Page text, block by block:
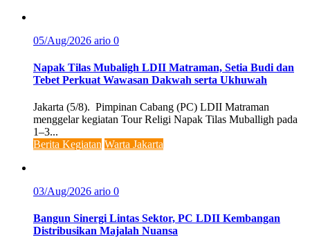
05/Aug/2026 ario 0
Napak Tilas Mubaligh LDII Matraman, Setia Budi dan
Tebet Perkuat Wawasan Dakwah serta Ukhuwah
Jakarta (5/8). Pimpinan Cabang (PC) LDII Matraman
menggelar kegiatan Tour Religi Napak Tilas Muballigh pada
1–3...
Berita Kegiatan Warta Jakarta
03/Aug/2026 ario 0
Bangun Sinergi Lintas Sektor, PC LDII Kembangan
Distribusikan Majalah Nuansa